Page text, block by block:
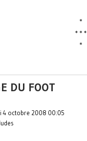
*
* * *
*
DU FOOT
4 octobre 2008 00:05